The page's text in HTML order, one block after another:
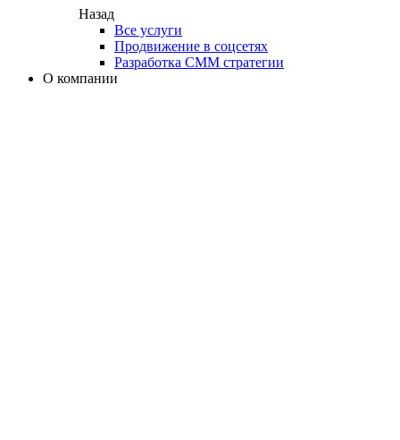
Назад
Все услуги
Продвижение в соцсетях
Разработка СММ стратегии
О компании